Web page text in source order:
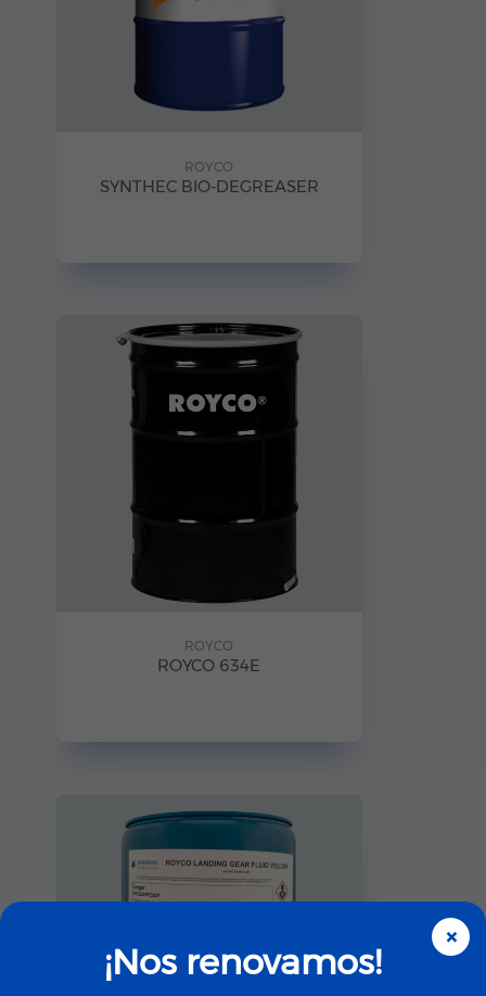
ROYCO
SYNTHEC BIO-DEGREASER
ROYCO
ROYCO 634E
×
¡Nos renovamos!